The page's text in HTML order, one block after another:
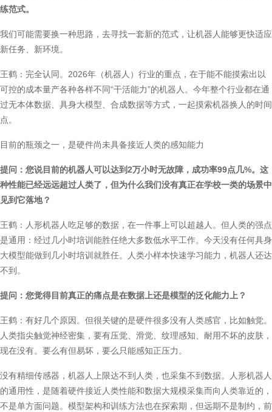
练范式。
我们可能需要换一种思路，去寻找一套新的范式，让机器人能够更快适应
新任务、新环境。
王鹤：完全认同。2026年（机器人）行业的重点，在于能不能摸索出以
可控的成本量产各种各样不同“干活能力”的机器人。今年整个行业都在通
过无本体数据、具身大模型、合成数据等方式，一起摸索机器换人的时间
点。
目前的瓶颈之一，是硬件尚未具备接近人类的感知能力
提问：您说目前的机器人可以达到2万小时无故障，成功率99点几%。这
种性能已经远远超过人类了，但为什么我们没有真正在学校一类的场景中
见到它落地？
王鹤：人形机器人吃足够的数据，在一件事上可以超越人。但人类的强点
是通用：经过几小时培训能胜任绝大多数低水平工作。今天没有任何具身
大模型能做到几小时培训就胜任。人类小样本快速学习能力，机器人还达
不到。
提问：您觉得目前真正的痛点是在数据上还是模型的泛化能力上？
王鹤：有好几个原因。但很关键的是硬件很多没有人类感官，比如触觉。
人类指尖触觉神经密集，要有压觉、滑觉、纹理感知、耐用不坏的皮肤，
现在没有。要么有但易坏，要么只能感知正压力。
没有精细传感器，机器人上限达不到人类，也采集不到数据。人形机器人
的通用性，是随着硬件接近人类性能和数据大规模采集而向人类靠近的，
不是单方面问题。模型架构和训练方法也在探索期，但远期不是制约，前